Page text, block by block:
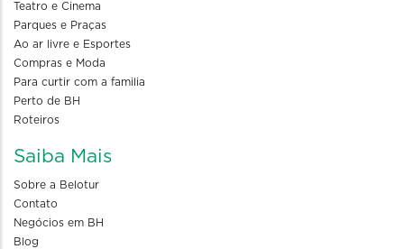
Teatro e Cinema
Parques e Praças
Ao ar livre e Esportes
Compras e Moda
Para curtir com a familia
Perto de BH
Roteiros
Saiba Mais
Sobre a Belotur
Contato
Negócios em BH
Blog